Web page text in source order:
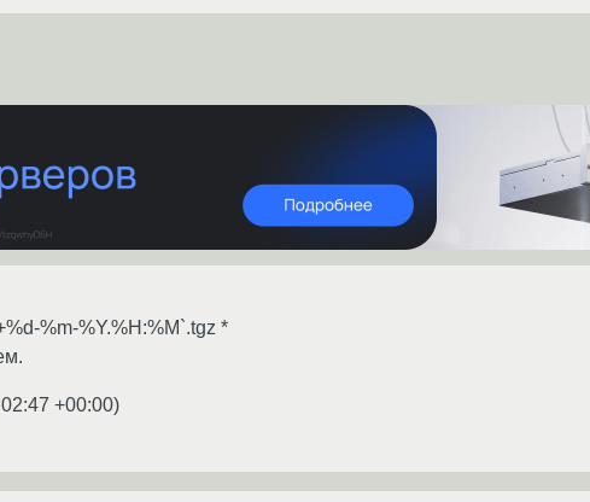
%m-%Y.%H:%M`.tgz *
+00:00)